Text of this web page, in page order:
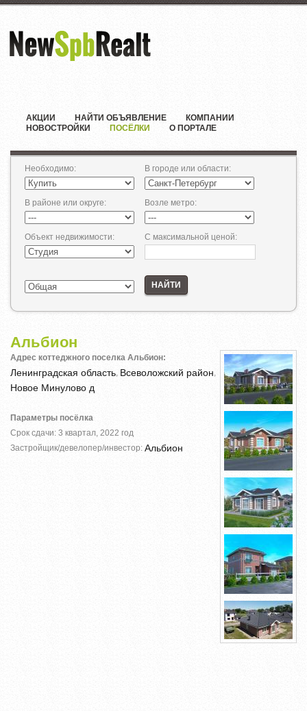
АКЦИИ НАЙТИ ОБЪЯВЛЕНИЕ
КОМПАНИИ
НОВОСТРОЙКИ
ПОСЁЛКИ О ПОРТАЛЕ
Необходимо: В городе или области:
В районе или округе: Возле метро:
Объект недвижимости: С максимальной ценой:
НАЙТИ
Альбион
Адрес коттеджного поселка Альбион:
Ленинградская область Всеволожский район
Новое Минулово д
Параметры посёлка
Срок сдачи: 3 квартал, 2022 год
Застройщик/девелопер/инвестор: Альбион